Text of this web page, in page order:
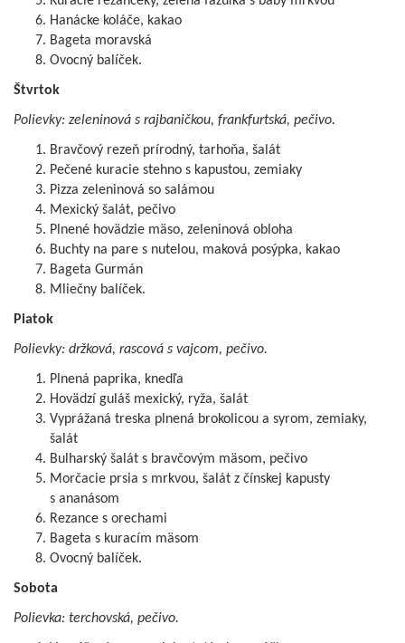
Hanácke koláče, kakao
Bageta moravská
Ovocný balíček.
Štvrtok
Polievky: zeleninová s rajbaničkou, frankfurtská, pečivo.
Bravčový rezeň prírodný, tarhoňa, šalát
Pečené kuracie stehno s kapustou, zemiaky
Pizza zeleninová so salámou
Mexický šalát, pečivo
Plnené hovädzie mäso, zeleninová obloha
Buchty na pare s nutelou, maková posýpka, kakao
Bageta Gurmán
Mliečny balíček.
Piatok
Polievky: držková, rascová s vajcom, pečivo.
Plnená paprika, knedľa
Hovädzí guláš mexický, ryža, šalát
Vyprážaná treska plnená brokolicou a syrom, zemiaky,
šalát
Bulharský šalát s bravčovým mäsom, pečivo
Morčacie prsia s mrkvou, šalát z čínskej kapusty
s ananásom
Rezance s orechami
Bageta s kuracím mäsom
Ovocný balíček.
Sobota
Polievka: terchovská, pečivo.